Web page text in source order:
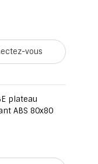
vous
plateau
ABS 80x80